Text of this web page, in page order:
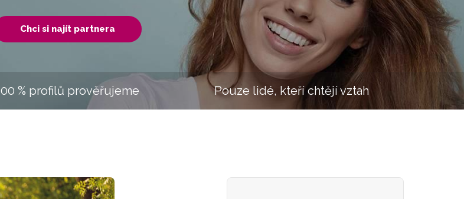
Chci si najít partnera
% profilů prověřujeme Pouze lidé, kteří chtějí vztah